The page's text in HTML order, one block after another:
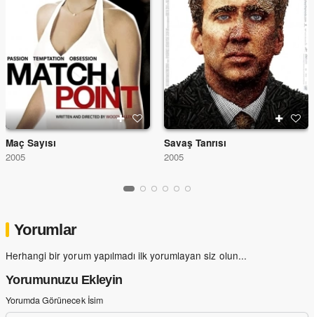
Maç Sayısı
2005
Savaş Tanrısı
2005
Yorumlar
Herhangi bir yorum yapılmadı ilk yorumlayan siz olun...
Yorumunuzu Ekleyin
Yorumda Görünecek İsim